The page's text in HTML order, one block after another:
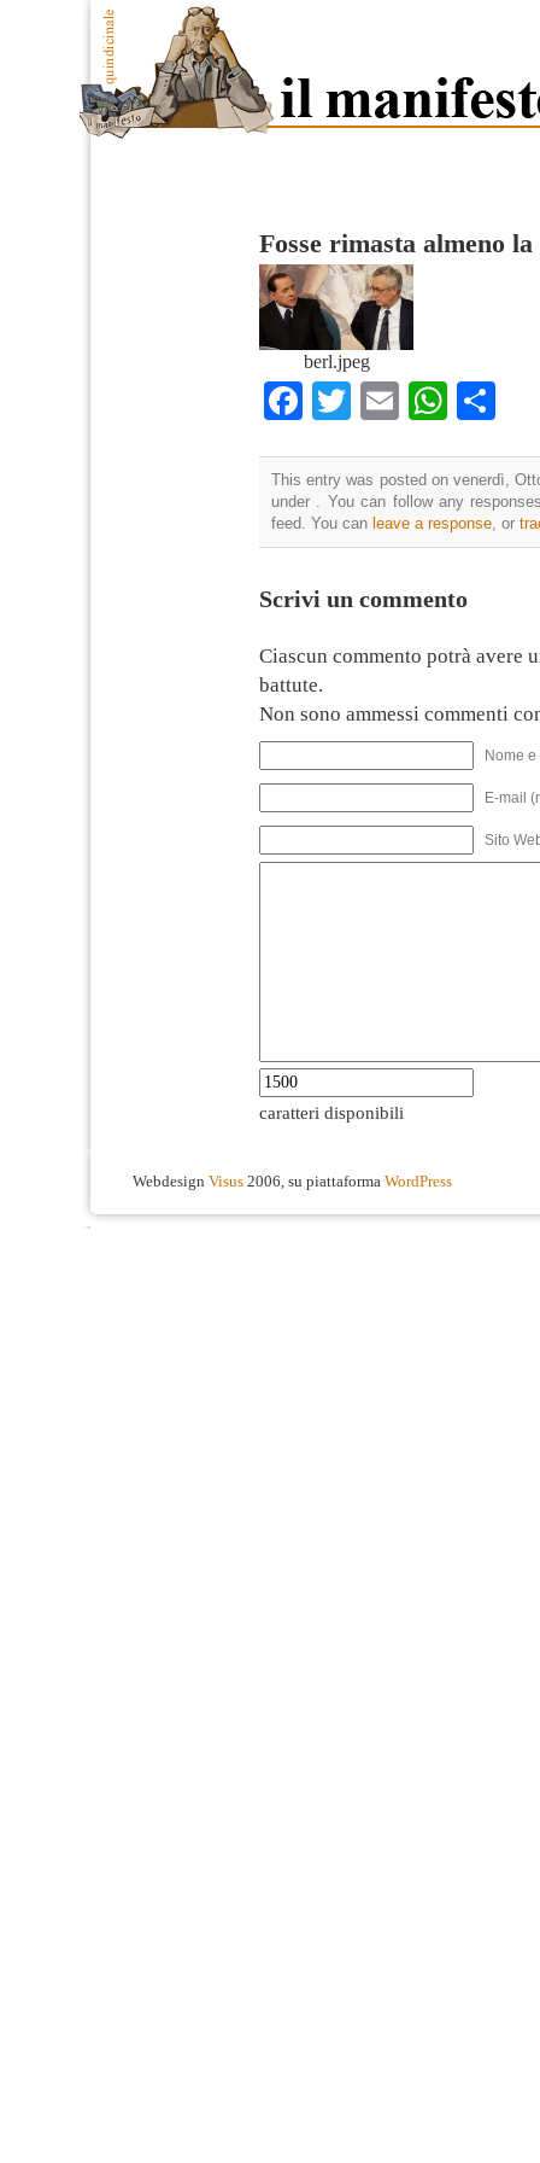
Fosse rimasta almeno la
berl.jpeg
Facebook
TwitterEmail
This entry was posted on venerdì,
under . You can follow any
feed. You can leave a response , or
Scrivi un commento
Ciascun commento potrà avere
battute.
Non sono ammessi commenti
Nome
E-mail
Sito
caratteri disponibili
Webdesign Visus 2006, su piattaforma WordPress